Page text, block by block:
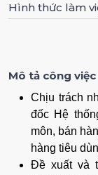
Hình thức làm
Mô tả công việc
Chịu trách
đốc Hệ
môn, bán
hàng tiêu
Đề xuất và